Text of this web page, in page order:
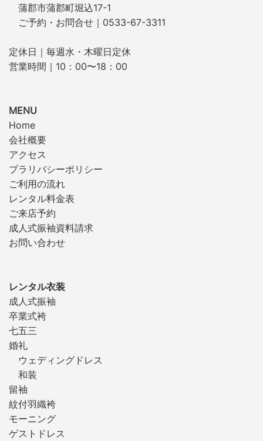
蒲郡市蒲郡町堀込17-1
ご予約・お問合せ｜0533-67-3311
定休日｜毎週水・木曜日定休
営業時間｜10：00〜18：00
MENU
Home
会社概要
アクセス
プラリバシーポリシー
ご利用の流れ
レンタル料金表
ご来店予約
成人式振袖資料請求
お問い合わせ
レンタル衣装
成人式振袖
卒業式袴
七五三
婚礼
ウェディングドレス
和装
留袖
紋付羽織袴
モーニング
ゲストドレス